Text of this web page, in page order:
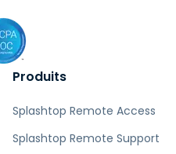
Produits
Splashtop Remote Access
Splashtop Remote Support